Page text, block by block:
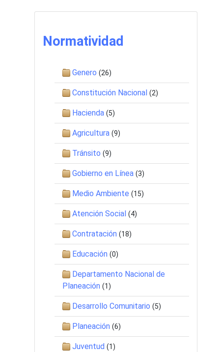
Normatividad
Genero (26)
Constitución Nacional (2)
Hacienda (5)
Agricultura (9)
Tránsito (9)
Gobierno en Línea (3)
Medio Ambiente (15)
Atención Social (4)
Contratación (18)
Educación (0)
Departamento Nacional de
Planeación (1)
Desarrollo Comunitario (5)
Planeación (6)
Juventud (1)